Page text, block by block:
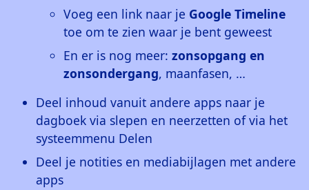
Voeg een link naar je Google Timeline
toe om te zien waar je bent geweest
En er is nog meer: zonsopgang en
zonsondergang, maanfasen, …
Deel inhoud vanuit andere apps naar je
dagboek via slepen en neerzetten of via het
systeemmenu Delen
Deel je notities en mediabijlagen met andere
apps